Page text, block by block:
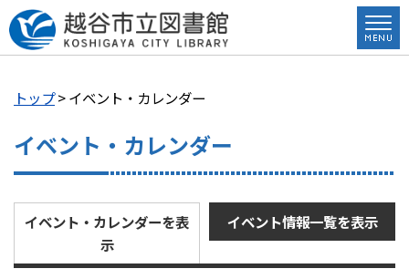
トップ> イベント・カレンダー
イベント・カレンダー
イベント・カレンダーを表
示
イベント情報一覧を表示